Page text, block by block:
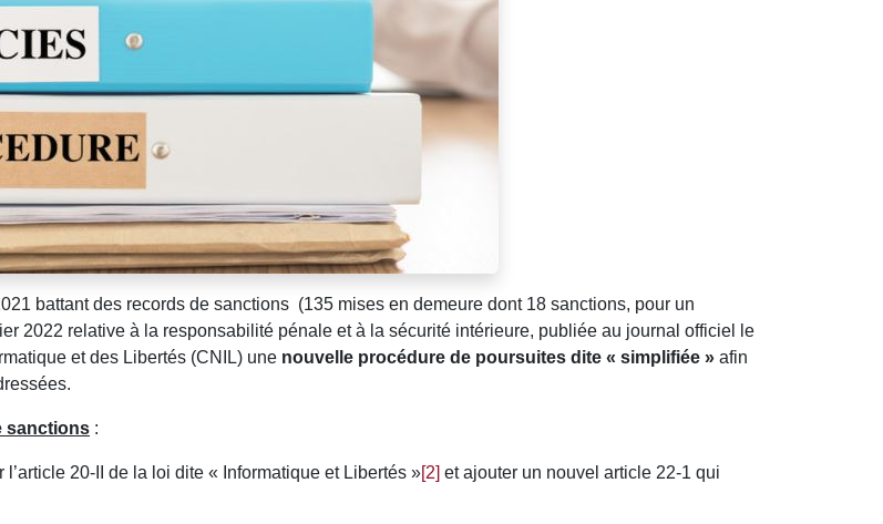
battant des records de sanctions (135 mises en demeure dont 18 sanctions, pour un
2022 relative à la responsabilité pénale et à la sécurité intérieure, publiée au journal officiel le
et des Libertés (CNIL) une nouvelle procédure de poursuites dite « simplifiée » afin
sanctions :
20-II de la loi dite « Informatique et Libertés »[2] et ajouter un nouvel article 22-1 qui